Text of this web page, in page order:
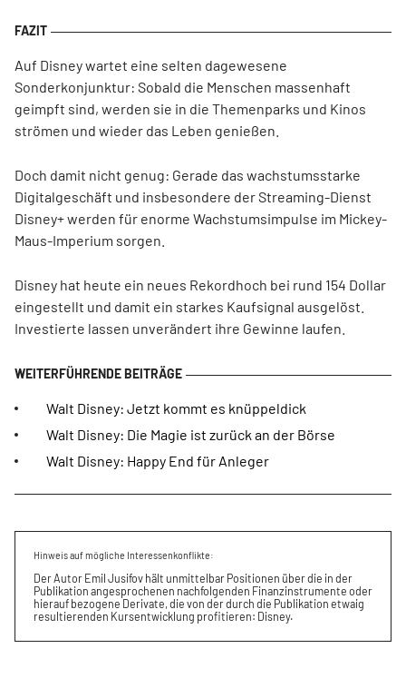
Auf Disney wartet eine selten dagewesene
Sonderkonjunktur: Sobald die Menschen massenhaft
geimpft sind, werden sie in die Themenparks und Kinos
strömen und wieder das Leben genießen.
Doch damit nicht genug: Gerade das wachstumsstarke
Digitalgeschäft und insbesondere der Streaming-Dienst
Disney+ werden für enorme Wachstumsimpulse im Mickey-
Maus-Imperium sorgen.
Disney hat heute ein neues Rekordhoch bei rund 154 Dollar
eingestellt und damit ein starkes Kaufsignal ausgelöst.
Investierte lassen unverändert ihre Gewinne laufen.
Walt Disney: Jetzt kommt es knüppeldick
Walt Disney: Die Magie ist zurück an der Börse
Walt Disney: Happy End für Anleger
Hinweis auf mögliche Interessenkonflikte:
Der Autor Emil Jusifov hält unmittelbar Positionen über die in der
Publikation angesprochenen nachfolgenden Finanzinstrumente oder
hierauf bezogene Derivate, die von der durch die Publikation etwaig
resultierenden Kursentwicklung profitieren: Disney.